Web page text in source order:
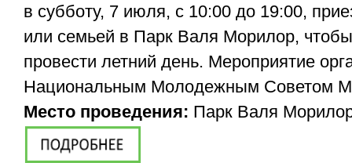
в субботу, 7 июля, с 10:00 до 19:00,
или семьей в Парк Валя Морилор,
провести летний день. Мероприятие
Национальным Молодежным Советом
Место проведения: Парк Валя